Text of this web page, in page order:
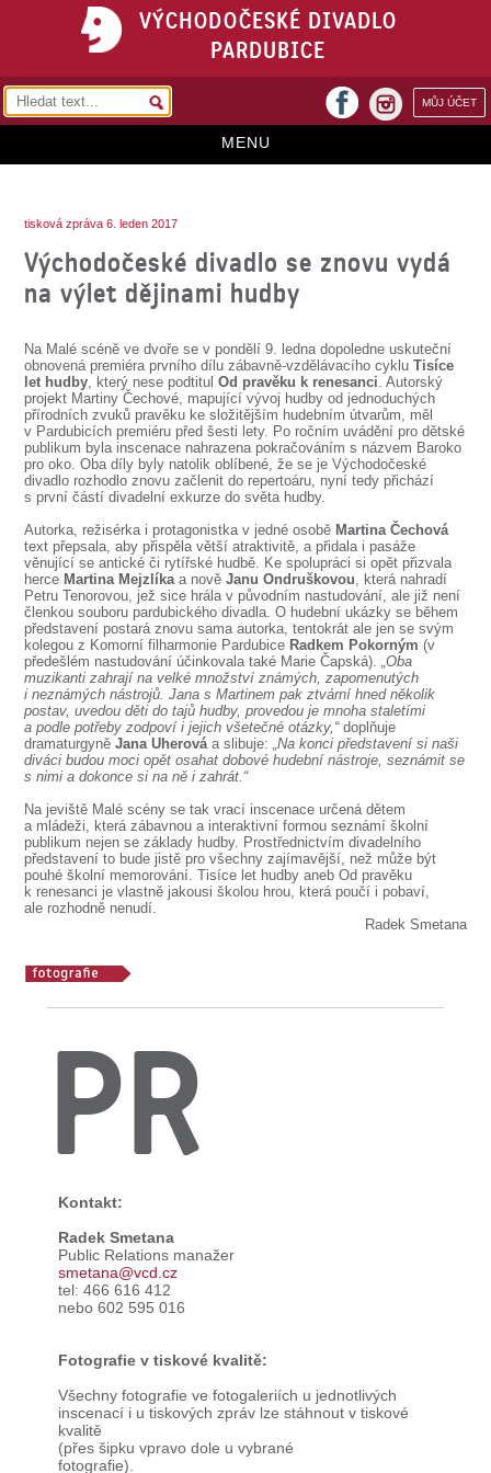
VÝCHODOČESKÉ DIVADLO
PARDUBICE
MŮJ ÚČET
facebook
MENU
REPERTOÁR
PŘEDPLATNÉ
KONTAKTY
O DIVADLE
SOUBOR
DÁLE NABÍZÍME
tisková zpráva 6. leden 2017
Východočeské divadlo se znovu vydá
na výlet dějinami hudby
Na Malé scéně ve dvoře se v pondělí 9. ledna dopoledne uskuteční
obnovená premiéra prvního dílu zábavně-vzdělávacího cykluTisíce
let hudby, který nese podtitulOd pravěku k renesanci. Autorský
projekt Martiny Čechové, mapující vývoj hudby od jednoduchých
přírodních zvuků pravěku ke složitějším hudebním útvarům, měl
v Pardubicích premiéru před šesti lety. Po ročním uvádění pro dětské
publikum byla inscenace nahrazena pokračováním s názvem Baroko
pro oko. Oba díly byly natolik oblíbené, že se je Východočeské
divadlo rozhodlo znovu začlenit do repertoáru, nyní tedy přichází
s první částí divadelní exkurze do světa hudby.
Autorka, režisérka i protagonistka v jedné osobě Martina Čechová
text přepsala, aby přispěla větší atraktivitě, a přidala i pasáže
věnující se antické či rytířské hudbě. Ke spolupráci si opět přizvala
herce Martina Mejzlíkaa nověJanu Ondruškovou, která nahradí
Petru Tenorovou, jež sice hrála v původním nastudování, ale již není
členkou souboru pardubického divadla. O hudební ukázky se během
představení postará znovu sama autorka, tentokrát ale jen se svým
kolegou z Komorní filharmonie Pardubice Radkem Pokorným (v
předešlém nastudování účinkovala také Marie Čapská).„Oba
muzikanti zahrají na velké množství známých, zapomenutých
i neznámých nástrojů. Jana s Martinem pak ztvární hned několik
postav, uvedou děti do tajů hudby, provedou je mnoha staletími
a podle potřeby zodpoví i jejich všetečné otázky,“doplňuje
dramaturgyněJana Uherováa slibuje:„Na konci představení si naši
diváci budou moci opět osahat dobové hudební nástroje, seznámit se
s nimi a dokonce si na ně i zahrát.“
Na jeviště Malé scény se tak vrací inscenace určená dětem
a mládeži, která zábavnou a interaktivní formou seznámí školní
publikum nejen se základy hudby. Prostřednictvím divadelního
představení to bude jistě pro všechny zajímavější, než může být
pouhé školní memorování. Tisíce let hudby aneb Od pravěku
k renesanci je vlastně jakousi školou hrou, která poučí i pobaví,
ale rozhodně nenudí.
Radek Smetana
PR
Kontakt:
Radek Smetana
Public Relations manažer
smetana@vcd.cz
tel: 466 616 412
nebo 602 595 016
Fotografie v tiskové kvalitě:
Všechny fotografie ve fotogaleriích u jednotlivých
inscenací i u tiskových zpráv lze stáhnout v tiskové
kvalitě
(přes šipku vpravo dole u vybrané
fotografie).